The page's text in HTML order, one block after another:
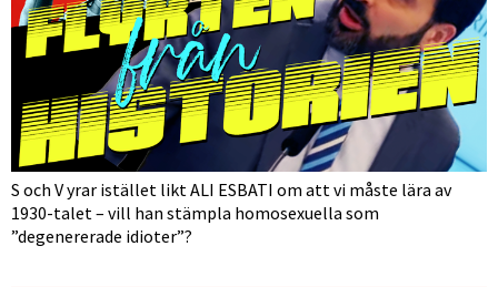
S och V yrar istället likt ALI ESBATI om att vi måste lära av
1930-talet – vill han stämpla homosexuella som
”degenererade idioter”?